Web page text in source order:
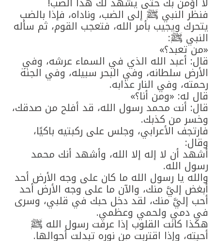
فنظر النبي ﷺ إلى الضب، وناداه، فإذا بالضب
يتحرك ويجيب بأمر الله، فتعجب القوم، ثم سأله
النبي ﷺ:
«من تعبد؟»
قال: أعبد الله الذي في السماء عرشه، وفي
الأرض سلطانه، وفي البحر سبيله، وفي الجنة
رحمته، وفي النار عذابه.
قال له: «ومن أنا؟»
قال: أنت محمد رسول الله، قد أفلح من صدقك،
وخسر من كذبك.
فارتجف الأعرابي، وجلس على ركبتيه باكيًا،
وقال:
أشهد أن لا إله إلا الله، وأشهد أنك محمد
رسول الله.
والله يا رسول الله ما كان على وجه الأرض أحد
أبغض إليَّ منك، والآن ما على وجه الأرض أحد
أحب إليَّ منك، لقد دخل حبك في قلبي، وسرى
في دمي ولحمي وعظمي.
هكذا كانت القلوب إذا عرفت رسول الله ﷺ
أحبته، وإذا اقتربت من نوره تبدلت أحوالها.